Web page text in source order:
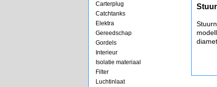
Carterplug
Catchtanks
Elektra
Gereedschap
Gordels
Interieur
Isolatie materiaal
Filter
Luchtinlaat